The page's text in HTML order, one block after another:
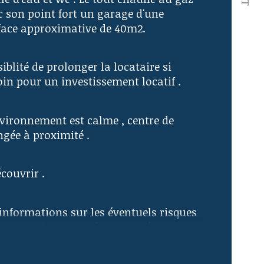
Valeurs
de pièces
son point fort un garage d'une
approximative de 40m2.
de prolonger la locataire si
pour un investissement locatif .
est calme , centre de
à proximité .
.
sur les éventuels risques